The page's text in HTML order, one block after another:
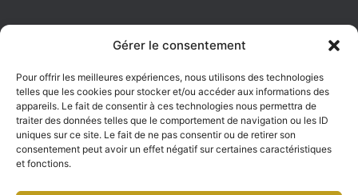
Gérer le consentement
Pour offrir les meilleures expériences, nous utilisons des technologies
telles que les cookies pour stocker et/ou accéder aux informations des
appareils. Le fait de consentir à ces technologies nous permettra de
traiter des données telles que le comportement de navigation ou les ID
uniques sur ce site. Le fait de ne pas consentir ou de retirer son
consentement peut avoir un effet négatif sur certaines caractéristiques
et fonctions.
Liens utiles
Mon espace personnel
Conditions générales de vente